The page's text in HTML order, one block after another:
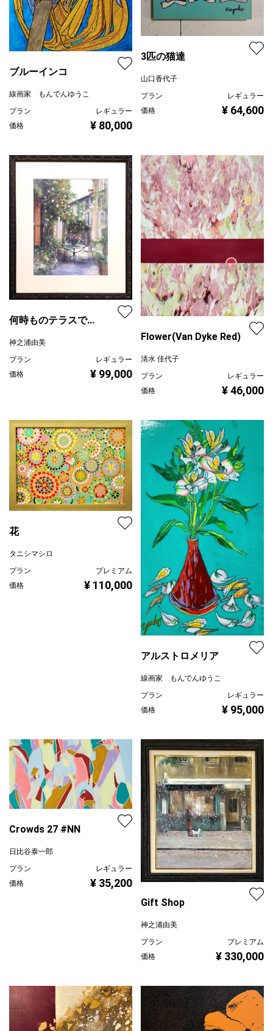
ブルーインコ
線画家 もんでんゆうこ
プラン
レギュラー
価格
¥ 80,000
3匹の猫達
山口香代子
プラン
レギュラー
価格
¥ 64,600
何時ものテラスで...
神之浦由美
プラン
レギュラー
価格
¥ 99,000
Flower(Van Dyke Red)
清水 佳代子
プラン
レギュラー
価格
¥ 46,000
花
タニシマシロ
プラン
プレミアム
価格
¥ 110,000
アルストロメリア
線画家 もんでんゆうこ
プラン
レギュラー
価格
¥ 95,000
Crowds 27 #NN
日比谷泰一郎
プラン
レギュラー
価格
¥ 35,200
Gift Shop
神之浦由美
プラン
プレミアム
価格
¥ 330,000